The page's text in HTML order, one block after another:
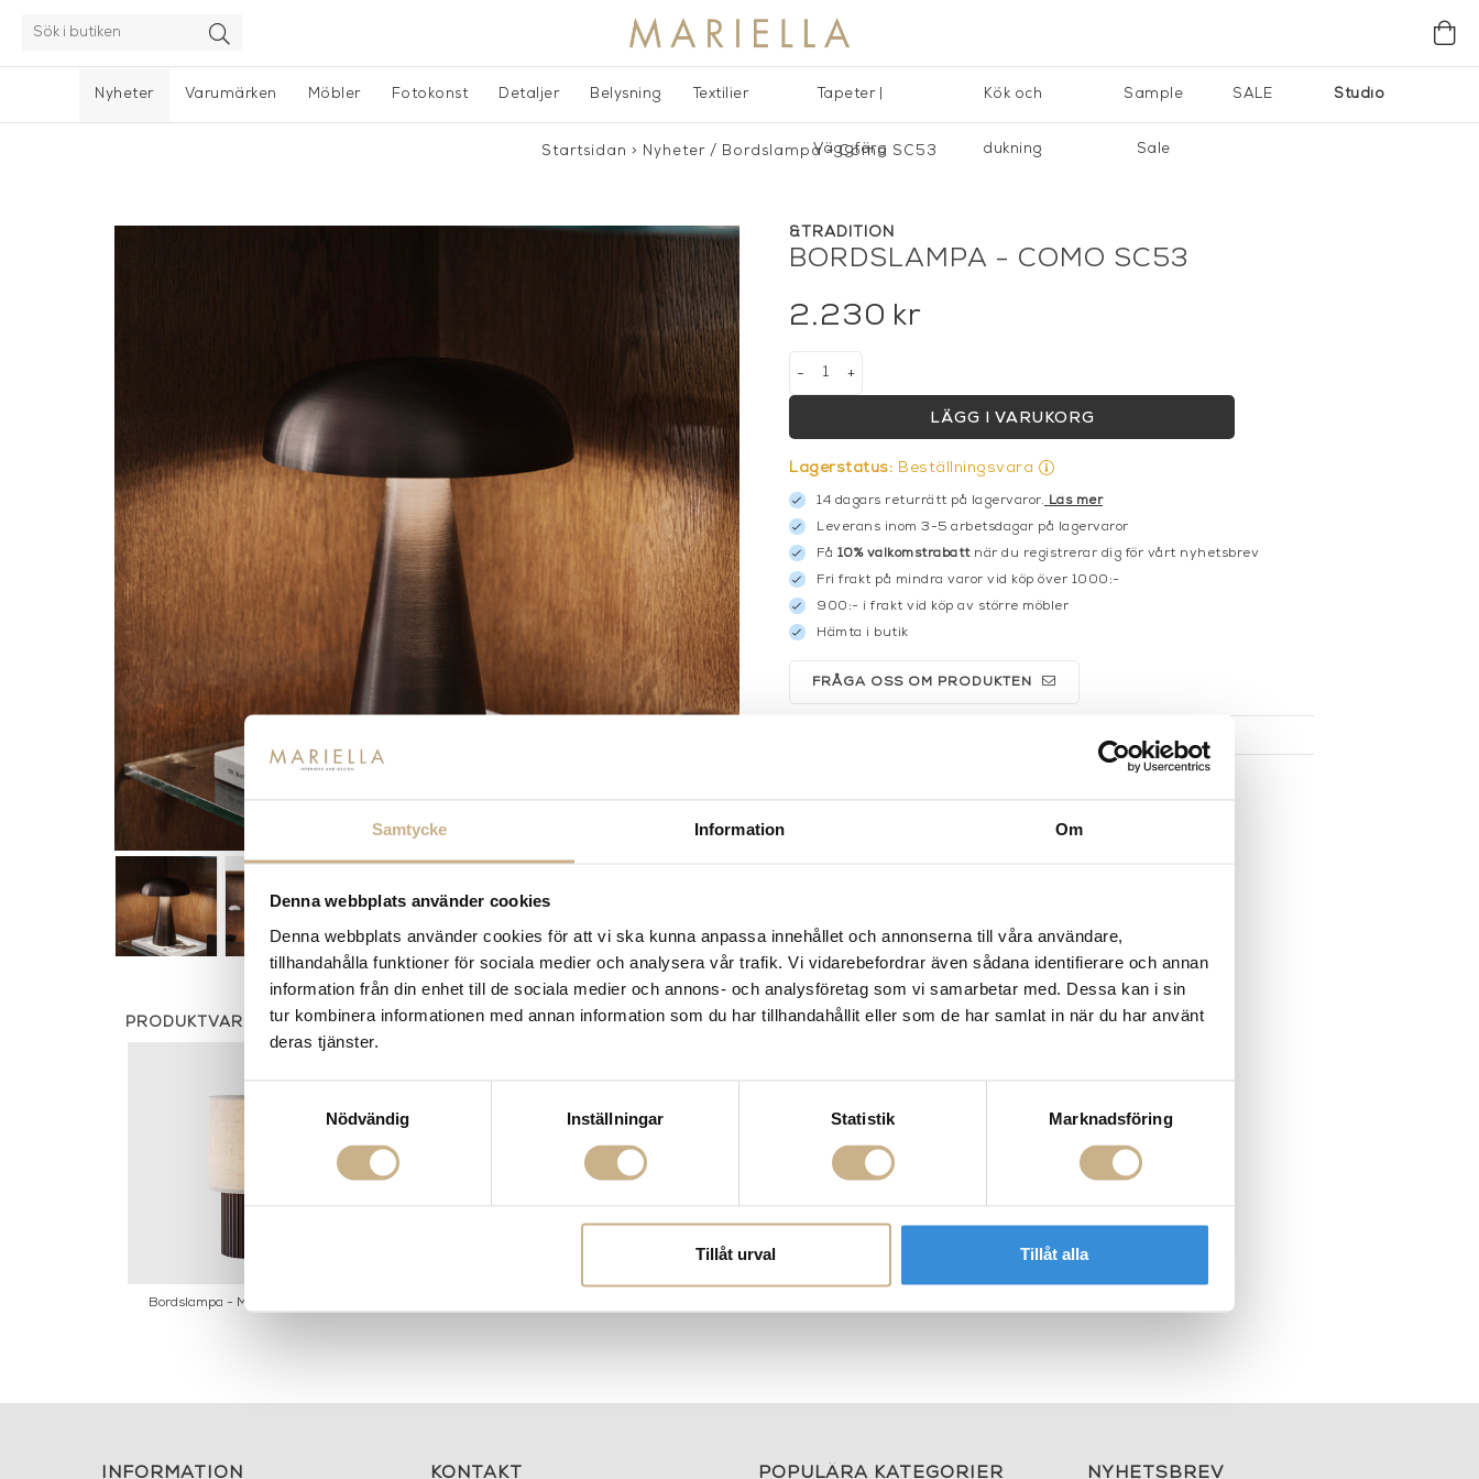
Samtycke Information Om
Denna webbplats använder cookies
Denna webbplats använder cookies för att vi ska kunna anpassa innehållet och annonserna till våra användare,
tillhandahålla funktioner för sociala medier och analysera vår trafik. Vi vidarebefordrar även sådana identifierare och annan
information från din enhet till de sociala medier och annons- och analysföretag som vi samarbetar med. Dessa kan i sin
tur kombinera informationen med annan information som du har tillhandahållit eller som de har samlat in när du har använt
deras tjänster.
Samtyckesval
Nödvändig
Inställningar Statistik Marknadsföring
Tillåt urval Tillåt alla
Nyheter Studio
Varumärken Möbler Fotokonst Detaljer Belysning Textilier Tapeter |
Väggfärg
Kök och
dukning
Sample
Sale
SALE
Startsidan > Nyheter / Bordslampa - Como SC53
&TRADITION
BORDSLAMPA - COMO SC53
2.230 kr
+
-
LÄGG I VARUKORG
Lagerstatus: Beställningsvara
14 dagars returrätt på lagervaror. Läs mer
Leverans inom 3-5 arbetsdagar på lagervaror
Få 10% välkomstrabattnär du registrerar dig för vårt nyhetsbrev
Fri frakt på mindra varor vid köp över 1000:-
900:- i frakt vid köp av större möbler
Hämta i butik
FRÅGA OSS OM PRODUKTEN
PRODUKTVARIANTER
Bordslampa - Manhattan SC52
INFORMATION KONTAKT POPULÄRA KATEGORIER NYHETSBREV